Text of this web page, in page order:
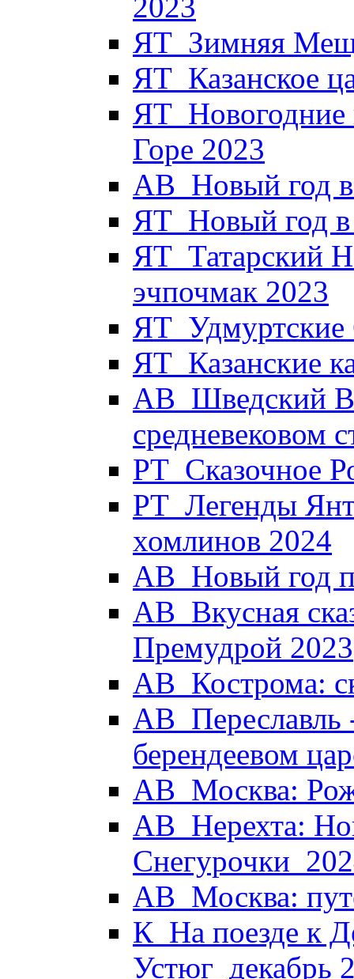
2023
ЯТ_Зимняя
ЯТ_Казанское
Горе 2023
АВ_Новый год
ЯТ_Новый год в
ЯТ_Татарский
эчпочмак 2023
ЯТ_Казанские
АВ_Шведский
средневековом
РТ_Сказочное
РТ_Легенды
хомлинов 2024
АВ_Новый год
АВ_Вкусная
Премудрой 2023
АВ_Кострома:
АВ_Переславль
берендеевом
АВ_Москва:
АВ_Нерехта:
АВ_Москва:
К_На поезде к
Устюг_декабрь